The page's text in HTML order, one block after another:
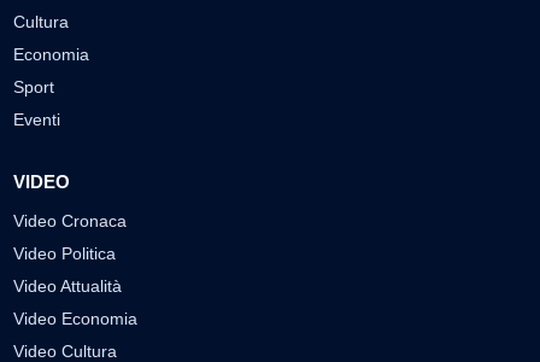
Cultura
Economia
Sport
Eventi
VIDEO
Video Cronaca
Video Politica
Video Attualità
Video Economia
Video Cultura